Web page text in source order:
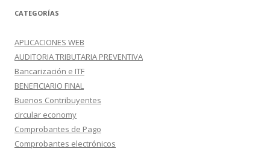
CATEGORÍAS
APLICACIONES WEB
AUDITORIA TRIBUTARIA PREVENTIVA
Bancarización e ITF
BENEFICIARIO FINAL
Buenos Contribuyentes
circular economy
Comprobantes de Pago
Comprobantes electrónicos